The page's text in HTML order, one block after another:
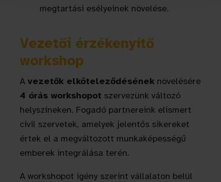
megtartási esélyeinek növelése.
Vezetői érzékenyítő
workshop
A vezetők elköteleződésének növelésére
4 órás workshopot szervezünk változó
helyszíneken. Fogadó partnereink elismert
civil szervetek, amelyek jelentős sikereket
értek el a megváltozott munkaképességű
emberek integrálása terén.
A workshopot igény szerint vállalaton belül